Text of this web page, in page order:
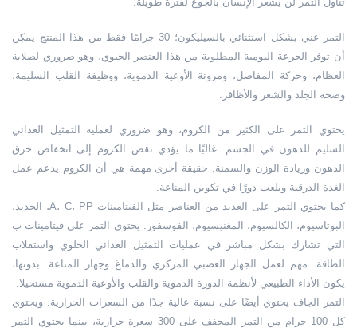
التمر غني بشكل استثنائي بالسيليكون؛ 30 جرامًا فقط من هذا المنتج يمكن
أن توفر الجرعة اليومية المطلوبة من هذا العنصر الحيوي، وهو ضروري لصلابة
العظام، وحركة المفاصل، ومرونة الأوعية الدموية، ووظيفة القلب السليمة،
وصحة الجلد والشعر والأظافر.
يحتوي التمر على الكثير من الكروم، وهو ضروري لعملية التمثيل الغذائي
السليم للدهون في الجسم. غالبًا ما يؤدي نقص الكروم إلى انخفاض حرق
الدهون وزيادة الوزن والسمنة. حقيقة أخرى مهمة هي أن الكروم يدعم عمل
الغدة الدرقية ويلعب دورًا في تكوين المناعة.
كما يحتوي التمر على العديد من العناصر مثل الفيتامينات A، C، PP، الحديد،
البوتاسيوم، الكالسيوم، المغنيسيوم، الفوسفور. يحتوي التمر على فيتامينات ب
التي تشارك بشكل مباشر في عمليات التمثيل الغذائي الخلوي واستقلاب
الطاقة. مهم لعمل الجهاز العصبي المركزي والدماغ وجهاز المناعة. بدونها،
يكون الأداء الطبيعي لأنظمة الدورة الدموية والقلب والأوعية الدموية مستحيلا.
التمر الجاف يحتوي أيضًا على نسبة عالية جدًا من السعرات الحرارية. ويحتوي
كل 100 جرام من التمر المجفف على 300 سعرة حرارية، بينما يحتوي التمر